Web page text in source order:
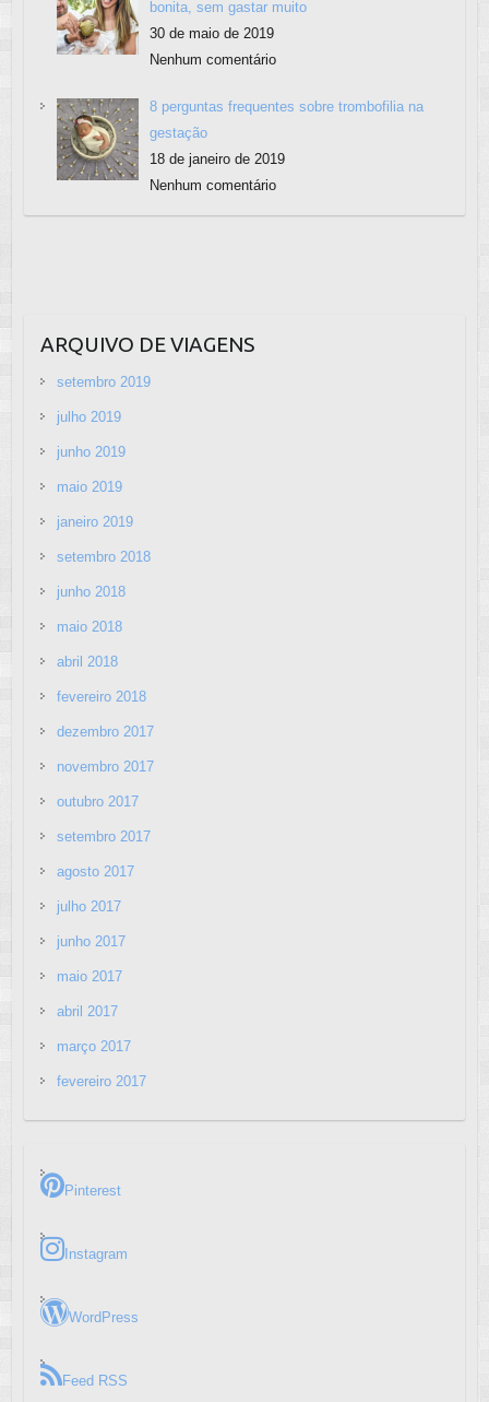
bonita, sem gastar muito
30 de maio de 2019
Nenhum comentário
8 perguntas frequentes sobre trombofilia na
gestação
18 de janeiro de 2019
Nenhum comentário
ARQUIVO DE VIAGENS
setembro 2019
julho 2019
junho 2019
maio 2019
janeiro 2019
setembro 2018
junho 2018
maio 2018
abril 2018
fevereiro 2018
dezembro 2017
novembro 2017
outubro 2017
setembro 2017
agosto 2017
julho 2017
junho 2017
maio 2017
abril 2017
março 2017
fevereiro 2017
Pinterest
Instagram
WordPress
Feed RSS